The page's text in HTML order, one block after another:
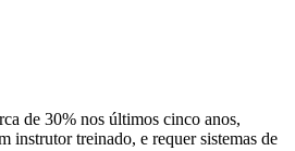
de 30% nos últimos cinco anos,
instrutor treinado, e requer sistemas de